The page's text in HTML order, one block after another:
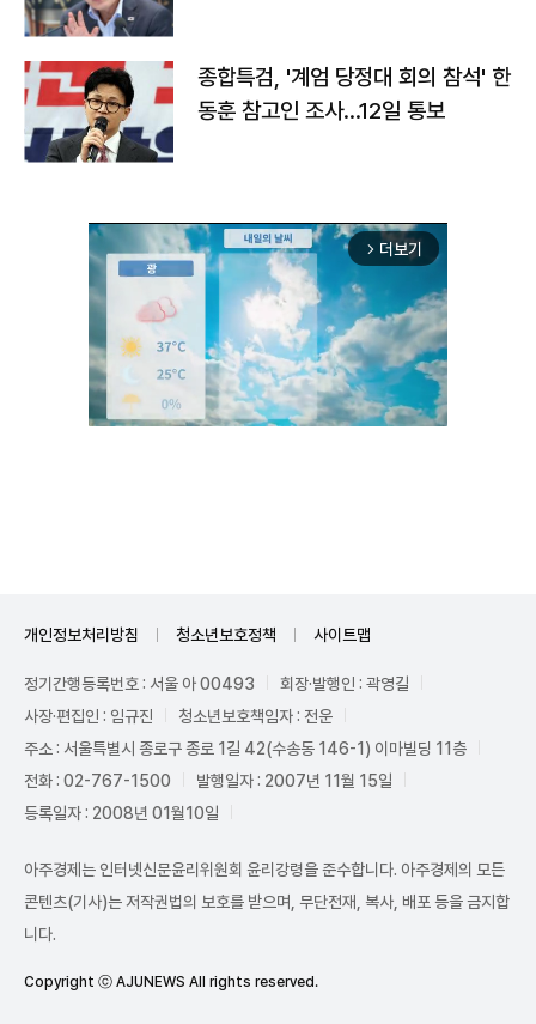
종합특검, '계엄 당정대 회의 참석' 한
동훈 참고인 조사...12일 통보
arrow_forward_ios 더보기
개인정보처리방침 청소년보호정책 사이트맵
정기간행등록번호 : 서울 아 00493
회장·발행인 : 곽영길
사장·편집인 : 임규진
청소년보호책임자 : 전운
주소 : 서울특별시 종로구 종로 1길 42(수송동 146-1) 이마빌딩 11층
전화 : 02-767-1500
발행일자 : 2007년 11월 15일
등록일자 : 2008년 01월10일
아주경제는 인터넷신문윤리위원회 윤리강령을 준수합니다. 아주경제의 모든
콘텐츠(기사)는 저작권법의 보호를 받으며, 무단전재, 복사, 배포 등을 금지합
니다.
Copyright ⓒ AJUNEWS All rights reserved.